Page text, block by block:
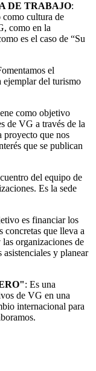
DE TRABAJO:
cultura de
como en la
es el caso de “Su
el
ejemplar del turismo
como objetivo
de VG a través de la
proyecto que nos
que se publican
del equipo de
Es la sede
es financiar los
concretas que lleva a
organizaciones de
y planear
: Es una
de VG en una
internacional para